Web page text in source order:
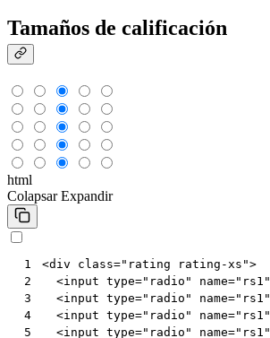
Tamaños de calificación
html
Colapsar Expandir
1
2
3
4
5
<div class="rating rating-xs">
<input type="radio" name="rs1"
<input type="radio" name="rs1"
<input type="radio" name="rs1"
<input type="radio" name="rs1"